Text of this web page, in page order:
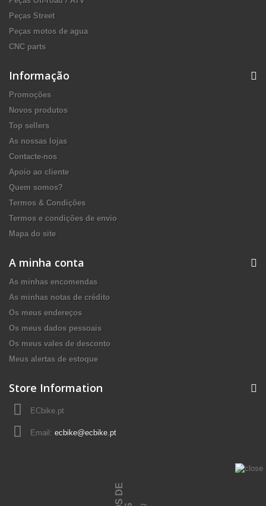
Peças Street
Peças motos de agua
CNC parts
Informação
Promoções
Novos produtos
Top sellers
As nossas lojas
Contacte-nos
Apoio ao cliente
Quem somos?
Termos & Condições
Termos e condições de envio
Mapa do site
A minha conta
As minhas encomendas
As minhas notas de crédito
Os meus endereços
Os meus dados pessoais
Os meus vales de desconto
Meus alertas de estoque
Store Information
ECbike.pt
Email: ecbike@ecbike.pt